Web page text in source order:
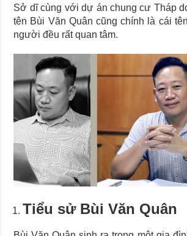
Sở dĩ cùng với dự án chung cư Tháp
tên Bùi Văn Quân cũng chính là cái
người đều rất quan tâm.
Tiểu sử Bùi Văn Quân